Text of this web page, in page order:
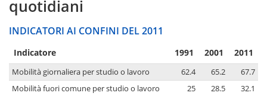
quotidiani
INDICATORI AI CONFINI DEL 2011
Indicatore 1991 2001 2011
Mobilità giornaliera per studio o lavoro 62.4 65.2
67.7
Mobilità fuori comune per studio o lavoro
25 28.5
32.1